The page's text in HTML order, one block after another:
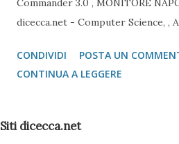
Commander 3.0 , MONITORE
dicecca.net - Computer Science, ,
originale del 1994) Miniguida di
Commander 4.0 , MONITORE
Supplemento al Numero 144 –
CONDIVIDI
POSTA UN
CONTINUA A LEGGERE
Siti dicecca.net